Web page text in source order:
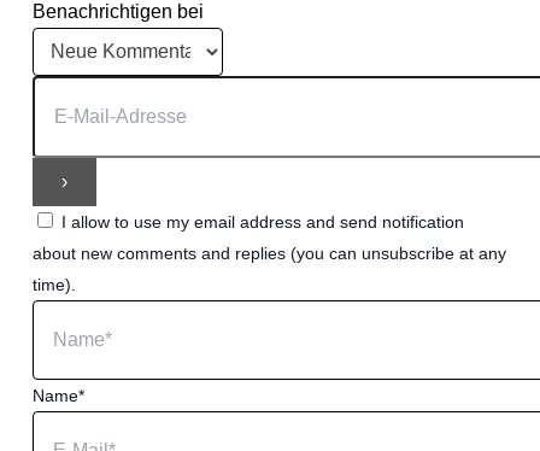
Benachrichtigen bei
I allow to use my email address and send notification
about new comments and replies (you can unsubscribe at any
time).
Name*